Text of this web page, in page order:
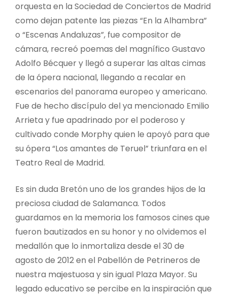
orquesta en la Sociedad de Conciertos de Madrid
como dejan patente las piezas “En la Alhambra”
o “Escenas Andaluzas”, fue compositor de
cámara, recreó poemas del magnífico Gustavo
Adolfo Bécquer y llegó a superar las altas cimas
de la ópera nacional, llegando a recalar en
escenarios del panorama europeo y americano.
Fue de hecho discípulo del ya mencionado Emilio
Arrieta y fue apadrinado por el poderoso y
cultivado conde Morphy quien le apoyó para que
su ópera “Los amantes de Teruel” triunfara en el
Teatro Real de Madrid.
Es sin duda Bretón uno de los grandes hijos de la
preciosa ciudad de Salamanca. Todos
guardamos en la memoria los famosos cines que
fueron bautizados en su honor y no olvidemos el
medallón que lo inmortaliza desde el 30 de
agosto de 2012 en el Pabellón de Petrineros de
nuestra majestuosa y sin igual Plaza Mayor. Su
legado educativo se percibe en la inspiración que